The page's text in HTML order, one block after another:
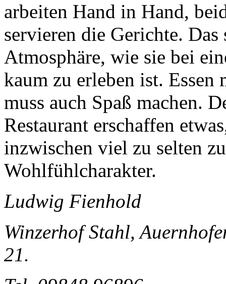
arbeiten Hand in Hand,
servieren die Gerichte.
Atmosphäre, wie sie bei
kaum zu erleben ist. Essen
muss auch Spaß machen.
Restaurant erschaffen
inzwischen viel zu selten
Wohlfühlcharakter.
Ludwig Fienhold
Winzerhof Stahl,
21.